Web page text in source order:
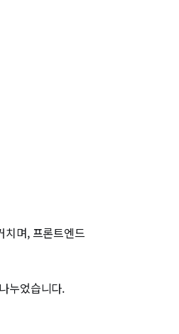
치며, 프론트엔드
누었습니다.